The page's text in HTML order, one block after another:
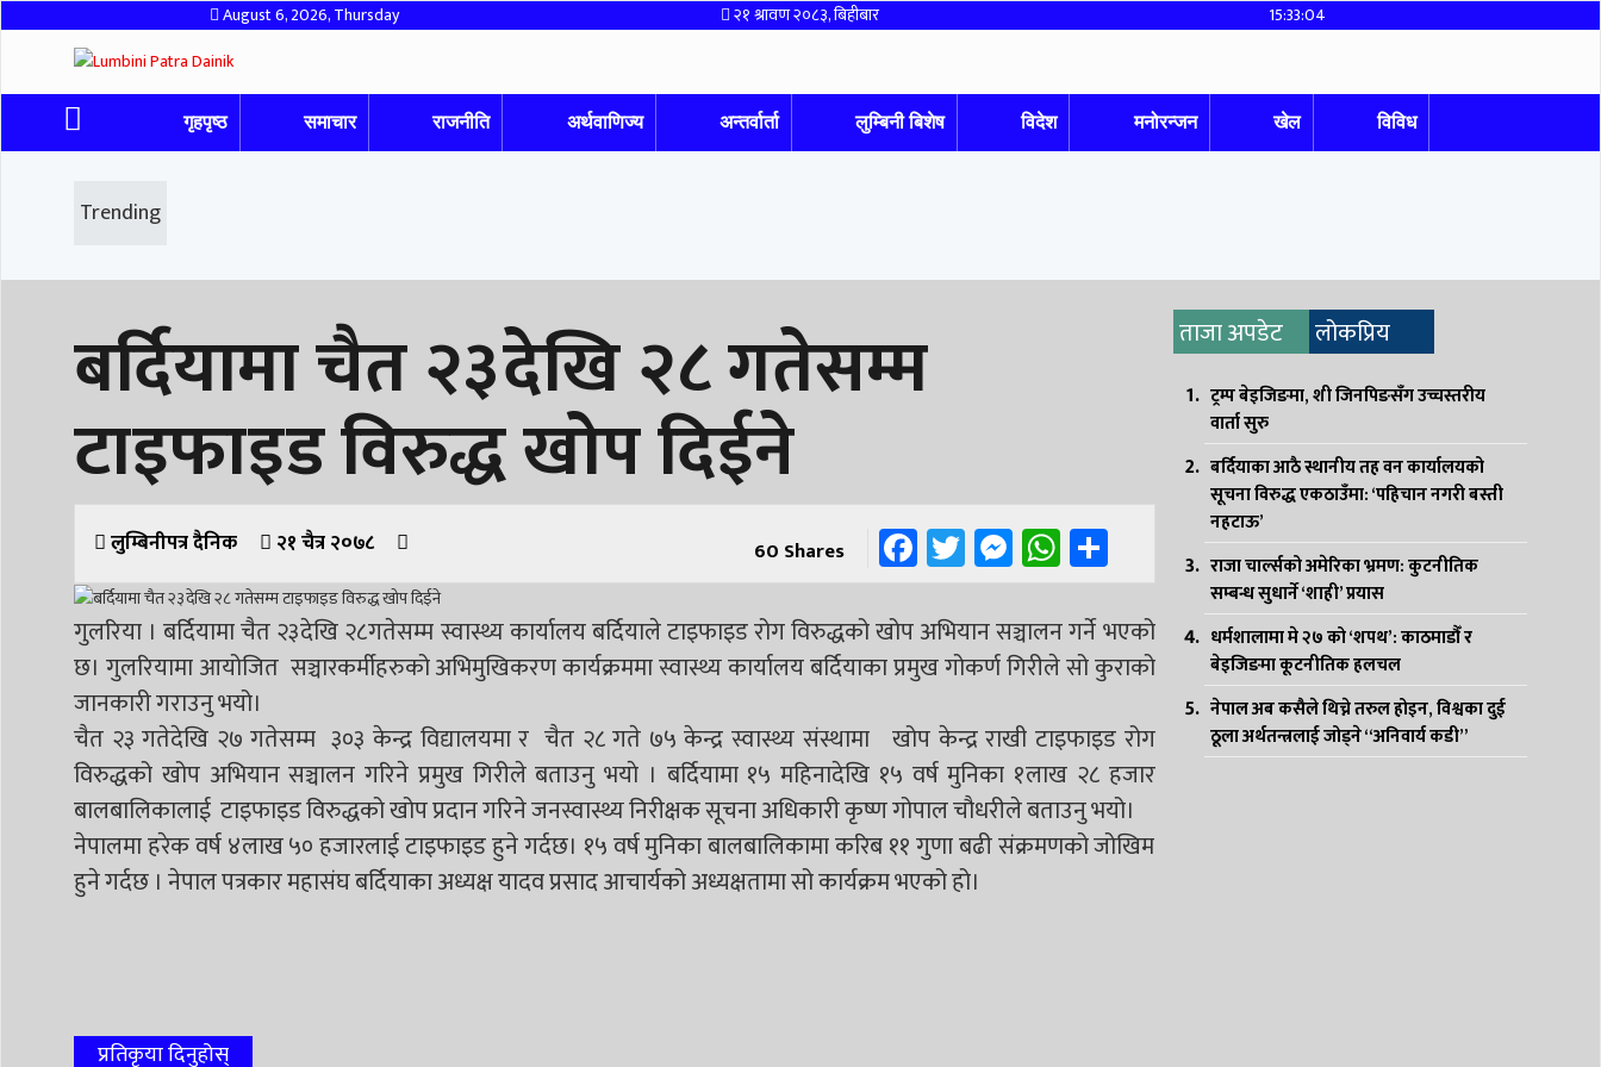
August 6, 2026, Thursday २१ श्रावण २०८३, बिहीबार 15:33:05
गृहपृष्ठ समाचार राजनीति अर्थवाणिज्य अन्तर्वार्ता लुम्बिनी बिशेष विदेश मनोरन्जन खेल विविध
Trending
बर्दियामा चैत २३देखि २८ गतेसम्म
टाइफाइड विरुद्ध खोप दिईने
लुम्बिनीपत्र दैनिक २१ चैत्र २०७८ 60 Shares Facebook
Twitter
Messenger
WhatsApp
Share
गुलरिया । बर्दियामा चैत २३देखि २८गतेसम्म स्वास्थ्य कार्यालय बर्दियाले टाइफाइड रोग विरुद्धको खोप अभियान सञ्चालन गर्ने भएको
छ। गुलरियामा आयोजित सञ्चारकर्मीहरुको अभिमुखिकरण कार्यक्रममा स्वास्थ्य कार्यालय बर्दियाका प्रमुख गोकर्ण गिरीले सो कुराको
जानकारी गराउनु भयो।
चैत २३ गतेदेखि २७ गतेसम्म ३०३ केन्द्र विद्यालयमा र चैत २८ गते ७५ केन्द्र स्वास्थ्य संस्थामा खोप केन्द्र राखी टाइफाइड रोग
विरुद्धको खोप अभियान सञ्चालन गरिने प्रमुख गिरीले बताउनु भयाे । बर्दियामा १५ महिनादेखि १५ वर्ष मुनिका १लाख २८ हजार
बालबालिकालाई टाइफाइड विरुद्धको खोप प्रदान गरिने जनस्वास्थ्य निरीक्षक सूचना अधिकारी कृष्ण गोपाल चौधरीले बताउनु भयो।
नेपालमा हरेक वर्ष ४लाख ५० हजारलाई टाइफाइड हुने गर्दछ। १५ वर्ष मुनिका बालबालिकामा करिब ११ गुणा बढी संक्रमणको जोखिम
हुने गर्दछ । नेपाल पत्रकार महासंघ बर्दियाका अध्यक्ष यादव प्रसाद आचार्यको अध्यक्षतामा सो कार्यक्रम भएको हो।
प्रतिकृया दिनुहोस्
ताजा अपडेट लोकप्रिय
ट्रम्प बेइजिङमा, शी जिनपिङसँग उच्चस्तरीय
वार्ता सुरु
बर्दियाका आठै स्थानीय तह वन कार्यालयको
सूचना विरुद्ध एकठाउँमा: ‘पहिचान नगरी बस्ती
नहटाऊ’
राजा चार्ल्सको अमेरिका भ्रमण: कुटनीतिक
सम्बन्ध सुधार्ने ‘शाही’ प्रयास
धर्मशालामा मे २७ को ‘शपथ’: काठमाडौँ र
बेइजिङमा कूटनीतिक हलचल
नेपाल अब कसैले थिच्ने तरुल होइन, विश्वका दुई
ठूला अर्थतन्त्रलाई जोड्ने “अनिवार्य कडी”